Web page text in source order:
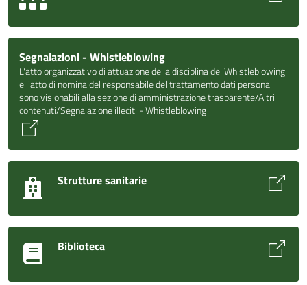
Segnalazioni - Whistleblowing
L'atto organizzativo di attuazione della disciplina del Whistleblowing
e l'atto di nomina del responsabile del trattamento dati personali
sono visionabili alla sezione di amministrazione trasparente/Altri
contenuti/Segnalazione illeciti - Whistleblowing
Strutture sanitarie
Biblioteca